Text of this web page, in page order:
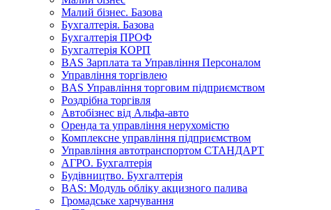
Малий бізнес. Базова
Бухгалтерія. Базова
Бухгалтерія ПРОФ
Бухгалтерія КОРП
BAS Зарплата та Управління Персоналом
Управління торгівлею
BAS Управління торговим підприємством
Роздрібна торгівля
Автобізнес від Альфа-авто
Оренда та управління нерухомістю
Комплексне управління підприємством
Управління автотранспортом СТАНДАРТ
АГРО. Бухгалтерія
Будівництво. Бухгалтерія
BAS: Модуль обліку акцизного палива
Громадське харчування